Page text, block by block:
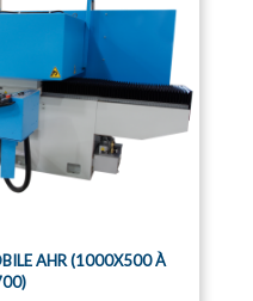
AHR (1000X500 À